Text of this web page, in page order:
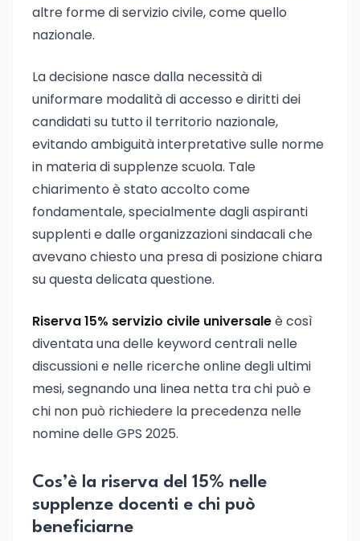
altre forme di servizio civile, come quello
nazionale.
La decisione nasce dalla necessità di
uniformare modalità di accesso e diritti dei
candidati su tutto il territorio nazionale,
evitando ambiguità interpretative sulle norme
in materia di supplenze scuola. Tale
chiarimento è stato accolto come
fondamentale, specialmente dagli aspiranti
supplenti e dalle organizzazioni sindacali che
avevano chiesto una presa di posizione chiara
su questa delicata questione.
Riserva 15% servizio civile universaleè così
diventata una delle keyword centrali nelle
discussioni e nelle ricerche online degli ultimi
mesi, segnando una linea netta tra chi può e
chi non può richiedere la precedenza nelle
nomine delle GPS 2025.
Cos’è la riserva del 15% nelle
supplenze docenti e chi può
beneficiarne